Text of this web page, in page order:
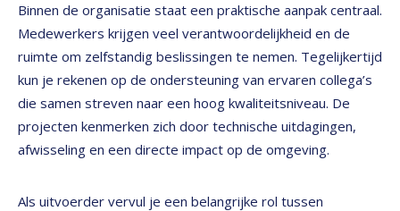
Binnen de organisatie staat een praktische aanpak centraal.
Medewerkers krijgen veel verantwoordelijkheid en de
ruimte om zelfstandig beslissingen te nemen. Tegelijkertijd
kun je rekenen op de ondersteuning van ervaren collega’s
die samen streven naar een hoog kwaliteitsniveau. De
projecten kenmerken zich door technische uitdagingen,
afwisseling en een directe impact op de omgeving.
Als uitvoerder vervul je een belangrijke rol tussen